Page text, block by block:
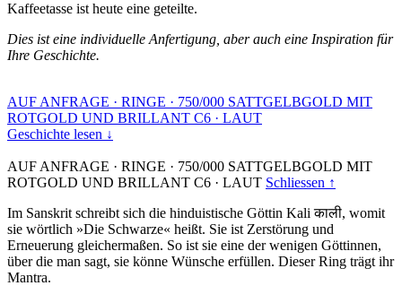
Kaffeetasse ist heute eine geteilte.
Dies ist eine individuelle Anfertigung, aber auch eine Inspiration für
Ihre Geschichte.
AUF ANFRAGE · RINGE · 750/000 SATTGELBGOLD MIT
ROTGOLD UND BRILLANT C6 · LAUT
Geschichte lesen ↓
AUF ANFRAGE · RINGE · 750/000 SATTGELBGOLD MIT
ROTGOLD UND BRILLANT C6 · LAUT Schliessen ↑
Im Sanskrit schreibt sich die hinduistische Göttin Kali काली, womit
sie wörtlich »Die Schwarze« heißt. Sie ist Zerstörung und
Erneuerung gleichermaßen. So ist sie eine der wenigen Göttinnen,
über die man sagt, sie könne Wünsche erfüllen. Dieser Ring trägt ihr
Mantra.